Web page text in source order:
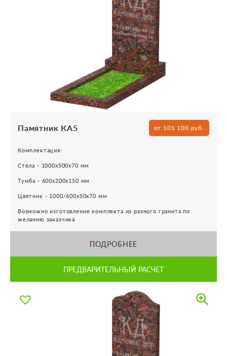
Памятник КА5 от 101 100 руб.
Комплектация:
Стела - 1000х500х70 мм
Тумба - 600х200х150 мм
Цветник - 1000/600х50х70 мм
Возможно изготовление комплекта из разного гранита по
желанию заказчика
ПОДРОБНЕЕ
ПРЕДВАРИТЕЛЬНЫЙ РАСЧЕТ